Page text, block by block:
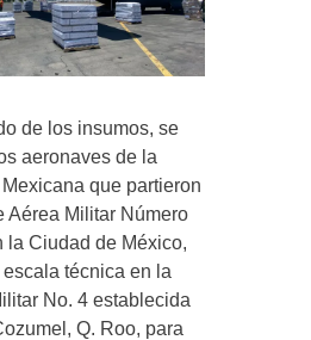
de los insumos, se
aeronaves de la
que partieron
Aérea Militar Número
la Ciudad de México,
técnica en la
No. 4 establecida
Q. Roo, para